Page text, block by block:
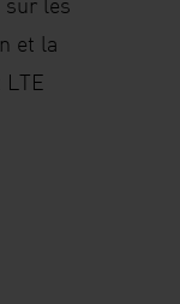
sur les
et la
LTE